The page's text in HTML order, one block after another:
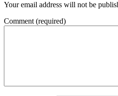
Your email address will not be
Comment (required)